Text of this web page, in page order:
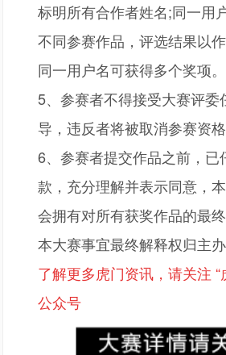
标明所有合作者姓名;同一用
不同参赛作品，评选结果以
同一用户名可获得多个奖项。
5、参赛者不得接受大赛评委
导，违反者将被取消参赛资格
6、参赛者提交作品之前，已
款，充分理解并表示同意，
会拥有对所有获奖作品的最终
本大赛事宜最终解释权归主办
了解更多虎门资讯，请关注
公众号